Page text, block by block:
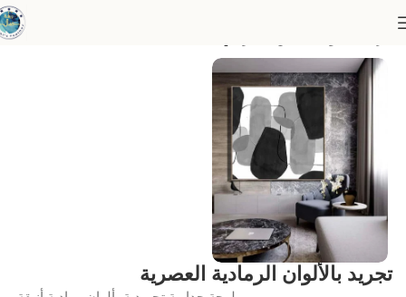
تجريد بالألوان الرمادية العصرية